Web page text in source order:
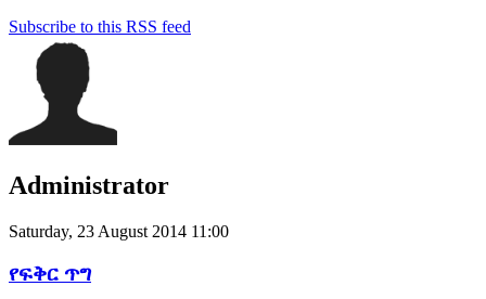
Subscribe to this RSS feed
Administrator
Saturday, 23 August 2014 11:00
የፍቅር ጥግ